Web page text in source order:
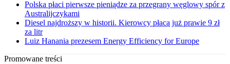
Polska płaci pierwsze pieniądze za przegrany węglowy spór z
Australijczykami
Diesel najdroższy w historii. Kierowcy płacą już prawie 9 zł
za litr
Luiz Hanania prezesem Energy Efficiency for Europe
Promowane treści